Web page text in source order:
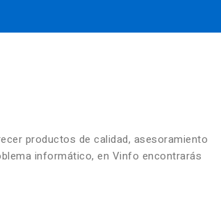
productos de calidad, asesoramiento
informático, en Vinfo encontrarás